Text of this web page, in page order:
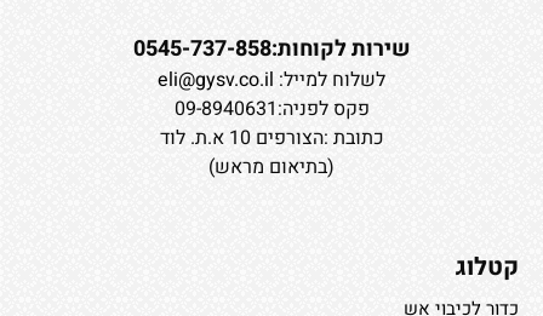
שירות לקוחות:0545-737-858
לשלוח למייל: eli@gysv.co.il
פקס לפניה:09-8940631
כתובת :הצורפים 10 א.ת. לוד
(בתיאום מראש)
קטלוג
כדור לכיבוי אש